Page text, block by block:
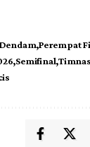
Perempat
Semifinal